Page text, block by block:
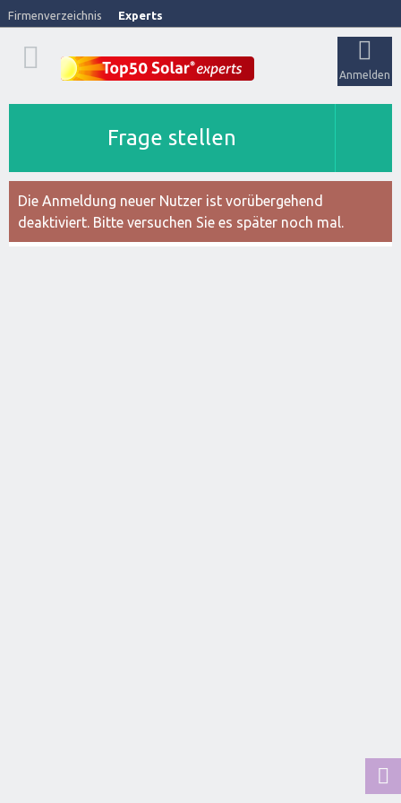
Firmenverzeichnis Experts
Anmelden
Frage stellen
Die Anmeldung neuer Nutzer ist vorübergehend
deaktiviert. Bitte versuchen Sie es später noch mal.